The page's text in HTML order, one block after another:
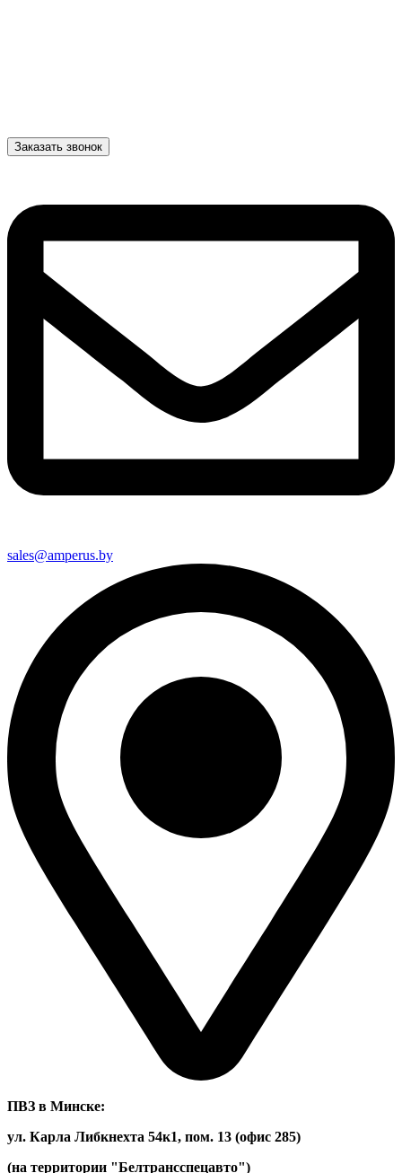
Заказать звонок
sales@amperus.by
ПВЗ в Минске:
ул. Карла Либкнехта 54к1, пом. 13 (офис 285)
(на территории "Белтрансспецавто")